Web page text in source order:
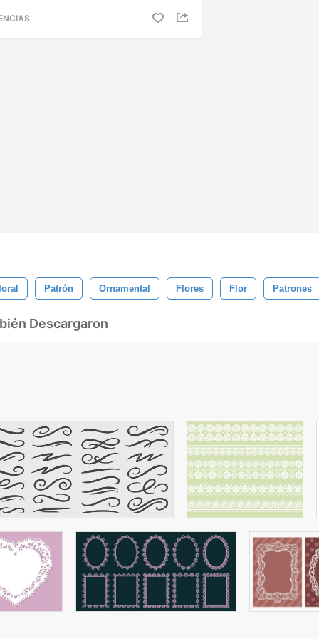
Patrón Ornamental Flores Flor Patrones
Descargaron